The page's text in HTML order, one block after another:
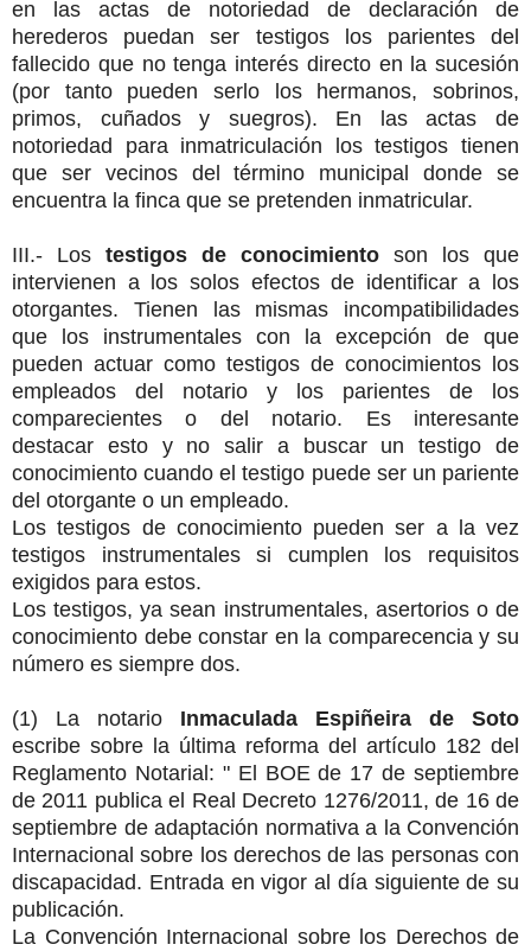
en las actas de notoriedad de declaración de
herederos puedan ser testigos los parientes del
fallecido que no tenga interés directo en la sucesión
(por tanto pueden serlo los hermanos, sobrinos,
primos, cuñados y suegros). En las actas de
notoriedad para inmatriculación los testigos tienen
que ser vecinos del término municipal donde se
encuentra la finca que se pretenden inmatricular.
III.- Los testigos de conocimiento son los que
intervienen a los solos efectos de identificar a los
otorgantes. Tienen las mismas incompatibilidades
que los instrumentales con la excepción de que
pueden actuar como testigos de conocimientos los
empleados del notario y los parientes de los
comparecientes o del notario. Es interesante
destacar esto y no salir a buscar un testigo de
conocimiento cuando el testigo puede ser un pariente
del otorgante o un empleado.
Los testigos de conocimiento pueden ser a la vez
testigos instrumentales si cumplen los requisitos
exigidos para estos.
Los testigos, ya sean instrumentales, asertorios o de
conocimiento debe constar en la comparecencia y su
número es siempre dos.
(1) La notario Inmaculada Espiñeira de Soto
escribe sobre la última reforma del artículo 182 del
Reglamento Notarial: " El BOE de 17 de septiembre
de 2011 publica el Real Decreto 1276/2011, de 16 de
septiembre de adaptación normativa a la Convención
Internacional sobre los derechos de las personas con
discapacidad. Entrada en vigor al día siguiente de su
publicación.
La Convención Internacional sobre los Derechos de